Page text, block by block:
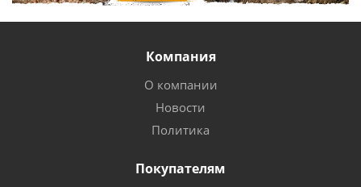
Компания
О компании
Новости
Политика
Покупателям